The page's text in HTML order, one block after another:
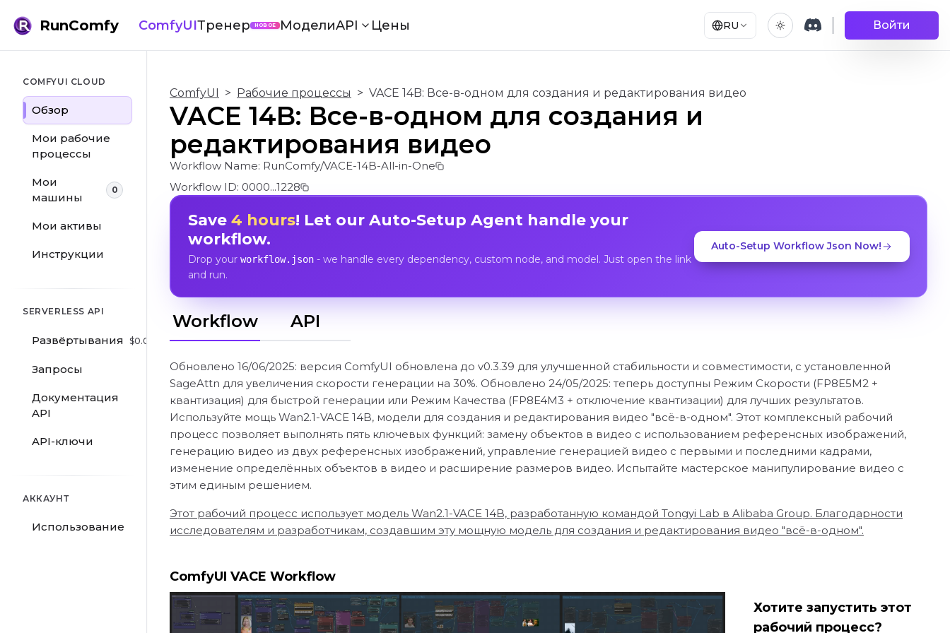
RunComfy ComfyUIТренер НОВОЕ МоделиAPI Цены RU Войти
COMFYUI CLOUD
Обзор
Мои рабочие
процессы
Мои
машины
0
Мои активы
Инструкции
SERVERLESS API
Развёртывания $0.00
Запросы
Документация
API
API-ключи
АККАУНТ
Использование
ComfyUI > Рабочие процессы > VACE 14B: Все-в-одном для создания и редактирования видео
VACE 14B: Все-в-одном для создания и
редактирования видео
Workflow Name: RunComfy/VACE-14B-All-in-One
Workflow ID: 0000...1228
Save 4 hours! Let our Auto-Setup Agent handle your
workflow.
Drop your workflow.json- we handle every dependency, custom node, and model. Just open the link
and run.
Auto-Setup Workflow Json Now!
Workflow API
Обновлено 16/06/2025: версия ComfyUI обновлена до v0.3.39 для улучшенной стабильности и совместимости, с установленной
SageAttn для увеличения скорости генерации на 30%. Обновлено 24/05/2025: теперь доступны Режим Скорости (FP8E5M2 +
квантизация) для быстрой генерации или Режим Качества (FP8E4M3 + отключение квантизации) для лучших результатов.
Используйте мощь Wan2.1-VACE 14B, модели для создания и редактирования видео "всё-в-одном". Этот комплексный рабочий
процесс позволяет выполнять пять ключевых функций: замену объектов в видео с использованием референсных изображений,
генерацию видео из двух референсных изображений, управление генерацией видео с первыми и последними кадрами,
изменение определённых объектов в видео и расширение размеров видео. Испытайте мастерское манипулирование видео с
этим единым решением.
Этот рабочий процесс использует модель Wan2.1-VACE 14B, разработанную командой Tongyi Lab в Alibaba Group. Благодарности
исследователям и разработчикам, создавшим эту мощную модель для создания и редактирования видео "всё-в-одном".
ComfyUI VACE Workflow
Хотите запустить этот
рабочий процесс?